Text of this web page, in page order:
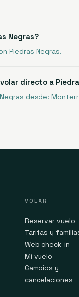
Negras?
Piedras Negras.
directo a
desde:
VOLAR
Reservar vuelo
Tarifas y
Web check-in
Mi vuelo
Cambios y
cancelaciones